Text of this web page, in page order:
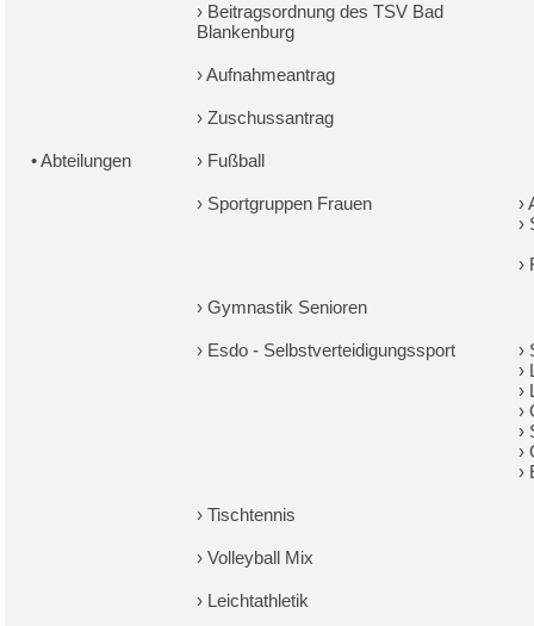
› Beitragsordnung des TSV Bad
Blankenburg
›Aufnahmeantrag
› Zuschussantrag
•Abteilungen › Fußball
› Sportgruppen Frauen ›
›
›
› Gymnastik Senioren
› Esdo - Selbstverteidigungssport ›
›
›
›
›
›
›
› Tischtennis
› Volleyball Mix
› Leichtathletik